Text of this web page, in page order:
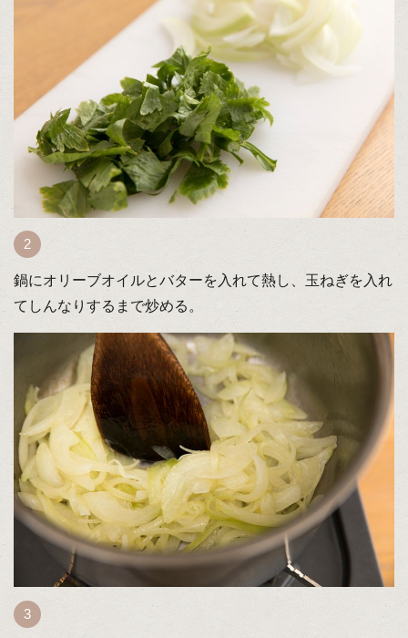
鍋にオリーブオイルとバターを入れて熱し、玉ねぎを入れ
てしんなりするまで炒める。